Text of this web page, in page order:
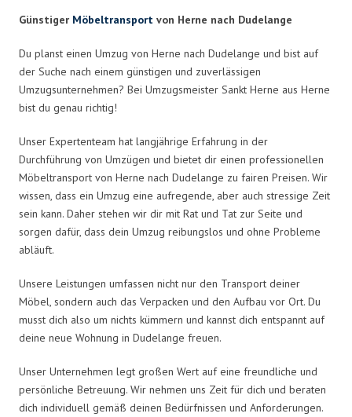
Günstiger Möbeltransport von Herne nach Dudelange
Du planst einen Umzug von Herne nach Dudelange und bist auf
der Suche nach einem günstigen und zuverlässigen
Umzugsunternehmen? Bei Umzugsmeister Sankt Herne aus Herne
bist du genau richtig!
Unser Expertenteam hat langjährige Erfahrung in der
Durchführung von Umzügen und bietet dir einen professionellen
Möbeltransport von Herne nach Dudelange zu fairen Preisen. Wir
wissen, dass ein Umzug eine aufregende, aber auch stressige Zeit
sein kann. Daher stehen wir dir mit Rat und Tat zur Seite und
sorgen dafür, dass dein Umzug reibungslos und ohne Probleme
abläuft.
Unsere Leistungen umfassen nicht nur den Transport deiner
Möbel, sondern auch das Verpacken und den Aufbau vor Ort. Du
musst dich also um nichts kümmern und kannst dich entspannt auf
deine neue Wohnung in Dudelange freuen.
Unser Unternehmen legt großen Wert auf eine freundliche und
persönliche Betreuung. Wir nehmen uns Zeit für dich und beraten
dich individuell gemäß deinen Bedürfnissen und Anforderungen.